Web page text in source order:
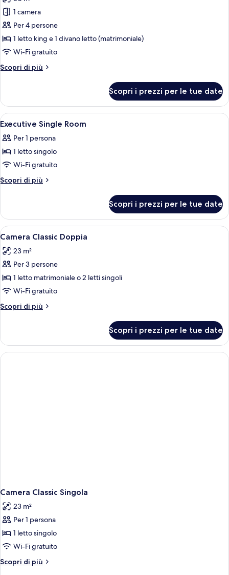
per
Suite
(Skyline)
1 camera
Per 4 persone
1 letto king e 1 divano letto (matrimoniale)
Wi-Fi gratuito
Scopri di più
Altri
(Skyline)
Scopri i prezzi per le tue date
Apri
tutte
le
foto
per
Executive
Camera d'albergo con due letti, una
12
Executive Single Room
Per 1 persona
1 letto singolo
Wi-Fi gratuito
Scopri di più
Altri
Single
Room
Scopri i prezzi per le tue date
Apri
tutte
le
foto
per
Camera
Classic
Doppia
Una camera d'albergo con un letto,
1
Camera Classic Doppia
23 m²
Per 3 persone
1 letto matrimoniale o 2 letti singoli
Wi-Fi gratuito
Scopri di più
Altri
Classic
Doppia
Scopri i prezzi per le tue date
Camera Classic Singola
23 m²
Per 1 persona
1 letto singolo
Wi-Fi gratuito
Scopri di più
Altri